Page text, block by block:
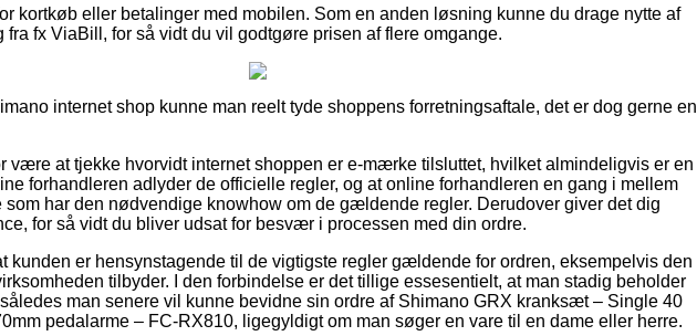
kortkøb eller betalinger med mobilen. Som en anden løsning kunne du drage nytte af
fx ViaBill, for så vidt du vil godtgøre prisen af flere omgange.
internet shop kunne man reelt tyde shoppens forretningsaftale, det er dog gerne en
være at tjekke hvorvidt internet shoppen er e-mærke tilsluttet, hvilket almindeligvis er en
forhandleren adlyder de officielle regler, og at online forhandleren en gang i mellem
som har den nødvendige knowhow om de gældende regler. Derudover giver det dig
for så vidt du bliver udsat for besvær i processen med din ordre.
kunden er hensynstagende til de vigtigste regler gældende for ordren, eksempelvis den
tilbyder. I den forbindelse er det tillige essesentielt, at man stadig beholder
man senere vil kunne bevidne sin ordre af Shimano GRX kranksæt – Single 40
pedalarme – FC-RX810, ligegyldigt om man søger en vare til en dame eller herre.